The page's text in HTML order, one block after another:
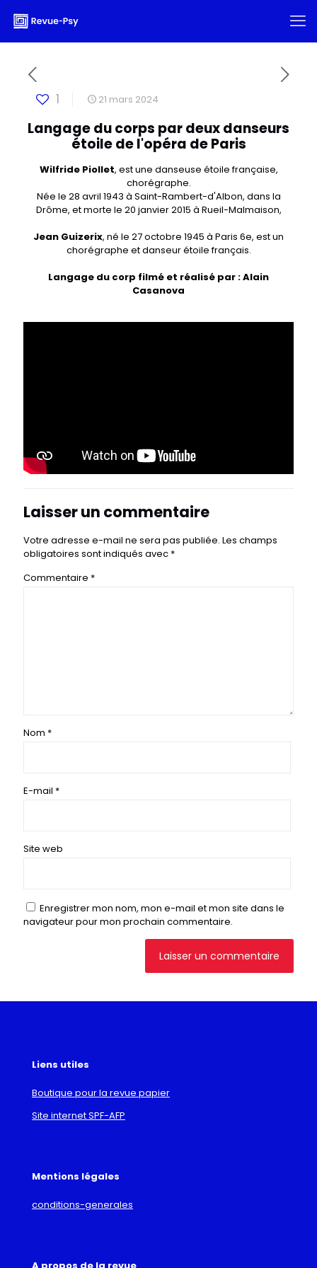
1 21 mars 2024
Langage du corps par deux danseurs
étoile de l'opéra de Paris
Wilfride Piollet, est une danseuse étoile française,
chorégraphe.
Née le 28 avril 1943 à Saint-Rambert-d'Albon, dans la
Drôme, et morte le 20 janvier 2015 à Rueil-Malmaison,
Jean Guizerix, né le 27 octobre 1945 à Paris 6e, est un
chorégraphe et danseur étoile français.
Langage du corp filmé et réalisé par : Alain
Casanova
Laisser un commentaire
Votre adresse e-mail ne sera pas publiée. Les champs
obligatoires sont indiqués avec *
Commentaire *
Nom *
E-mail *
Site web
Enregistrer mon nom, mon e-mail et mon site dans le
navigateur pour mon prochain commentaire.
Liens utiles
Boutique pour la revue papier
Site internet SPF-AFP
Mentions légales
conditions-generales